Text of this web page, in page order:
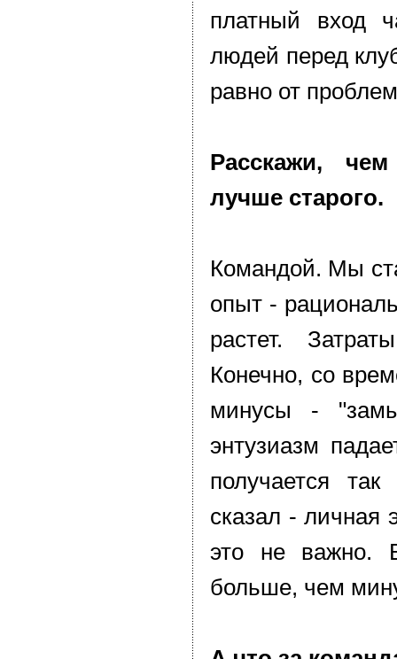
платный вход
людей перед
равно от
Расскажи,
лучше старого.
Командой. Мы
опыт -
растет.
Конечно, со
минусы -
энтузиазм
получается
сказал - личная
это не важно.
больше, чем